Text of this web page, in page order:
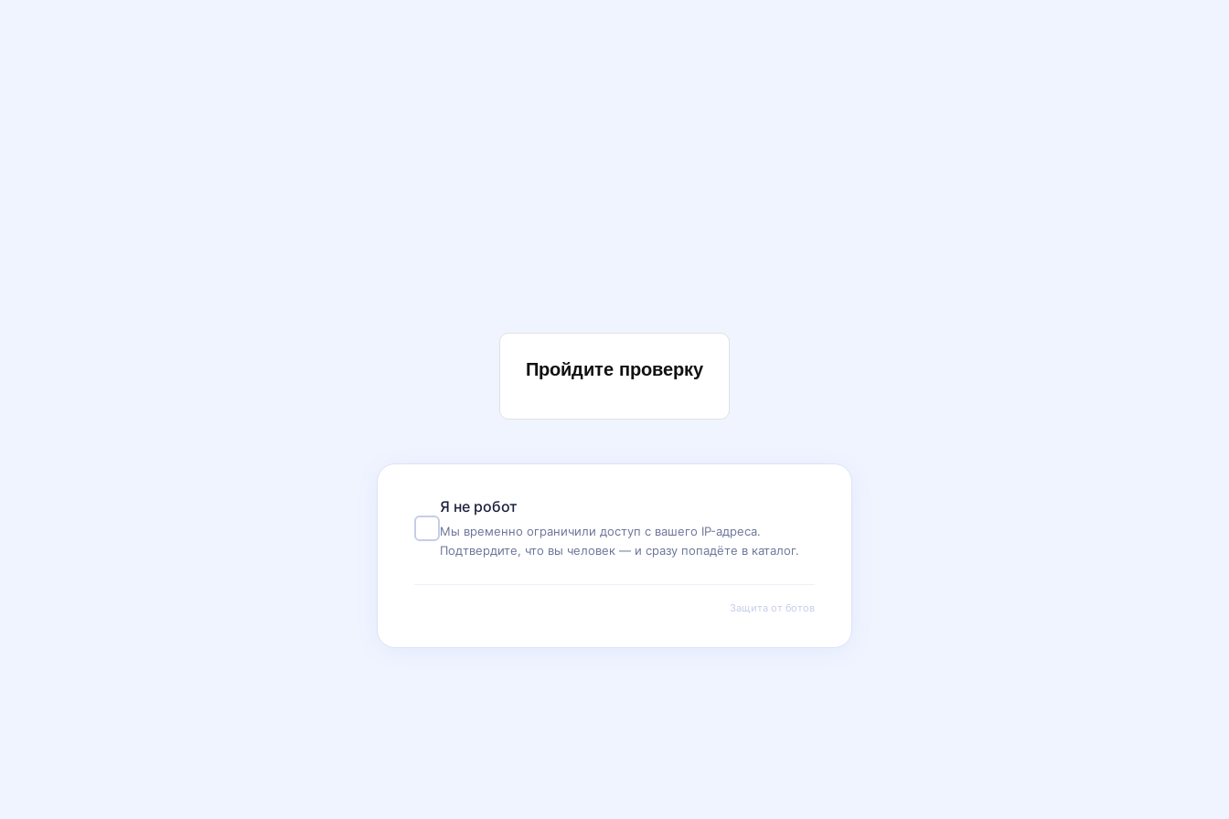
Пройдите проверку
Я не робот
Мы временно ограничили доступ с вашего IP-адреса.
Подтвердите, что вы человек — и сразу попадёте в каталог.
Защита от ботов